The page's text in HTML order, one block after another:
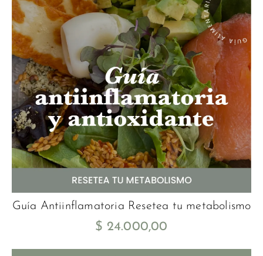
Guía Antiinflamatoria Resetea tu metabolismo
$ 24.000,00